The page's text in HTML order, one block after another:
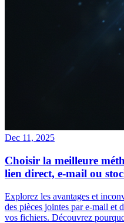
Dec 11, 2025
Choisir la meilleure
lien direct, e-mail ou
Explorez les avantages et
des pièces jointes par e-mail et
vos fichiers. Découvrez